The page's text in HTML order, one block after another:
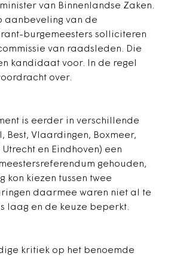
van Binnenlandse Zaken.
aanbeveling van de
burgemeesters solliciteren
van raadsleden. Die
kandidaat voor. In de regel
over.
is eerder in verschillende
Best, Vlaardingen, Boxmeer,
en Eindhoven) een
gehouden,
kiezen tussen twee
daarmee waren niet al te
laag en de keuze beperkt.
kritiek op het benoemde